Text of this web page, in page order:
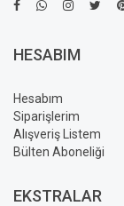
HESABIM
Hesabım
Siparişlerim
Alışveriş Listem
Bülten Aboneliği
EKSTRALAR